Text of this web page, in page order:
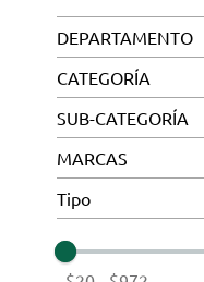
DEPARTAMENTO
CATEGORÍA
SUB-CATEGORÍA
MARCAS
Tipo